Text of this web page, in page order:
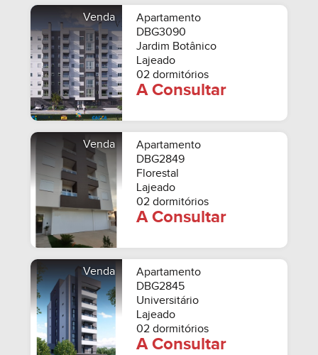
Venda
Apartamento
DBG3090
Jardim Botânico
Lajeado
02 dormitórios
A Consultar
Venda
Apartamento
DBG2849
Florestal
Lajeado
02 dormitórios
A Consultar
Venda
Apartamento
DBG2845
Universitário
Lajeado
02 dormitórios
A Consultar